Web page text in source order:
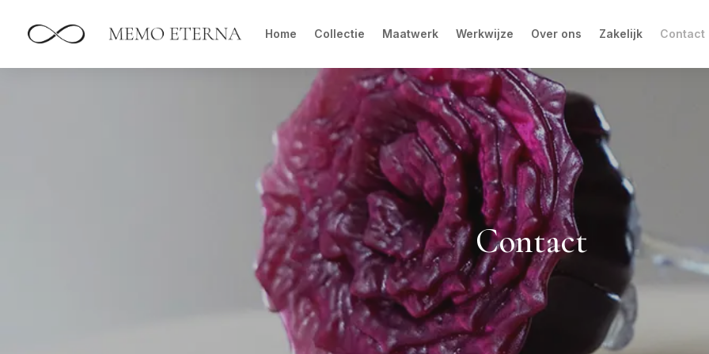
Home Collectie Maatwerk Werkwijze Over ons Zakelijk Contact
Contact